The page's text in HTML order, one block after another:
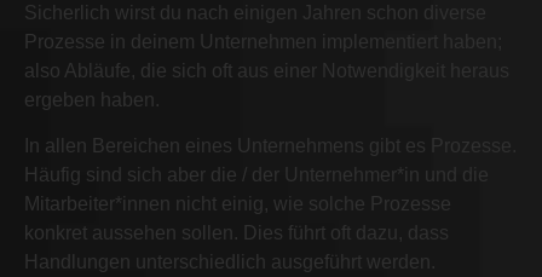
Sicherlich wirst du nach einigen Jahren schon diverse
Prozesse in deinem Unternehmen implementiert haben;
also Abläufe, die sich oft aus einer Notwendigkeit heraus
ergeben haben.
In allen Bereichen eines Unternehmens gibt es Prozesse.
Häufig sind sich aber die / der Unternehmer*in und die
Mitarbeiter*innen nicht einig, wie solche Prozesse
konkret aussehen sollen. Dies führt oft dazu, dass
Handlungen unterschiedlich ausgeführt werden.